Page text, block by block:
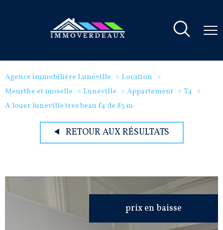
Agence immobilière Lunéville
Location
Meurthe et moselle
Luneville Appartement
T4
A louer luneville tres beau f4 de 83 m
RETOUR AUX RÉSULTATS
prix en baisse